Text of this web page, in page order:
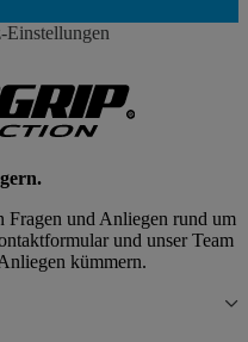
Einstellungen
Fragen und Anliegen rund um
und unser Team
kümmern.